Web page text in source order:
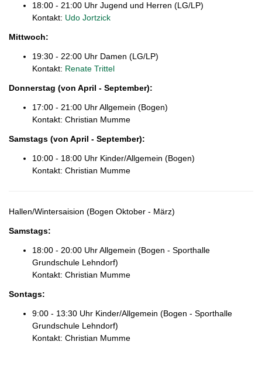
18:00 - 21:00 Uhr Jugend und Herren (LG/LP)
Kontakt: Udo Jortzick
Mittwoch:
19:30 - 22:00 Uhr Damen (LG/LP)
Kontakt: Renate Trittel
Donnerstag (von April - September):
17:00 - 21:00 Uhr Allgemein (Bogen)
Kontakt: Christian Mumme
Samstags (von April - September):
10:00 - 18:00 Uhr Kinder/Allgemein (Bogen)
Kontakt: Christian Mumme
Hallen/Wintersaision (Bogen Oktober - März)
Samstags:
18:00 - 20:00 Uhr Allgemein (Bogen - Sporthalle
Grundschule Lehndorf)
Kontakt: Christian Mumme
Sontags:
9:00 - 13:30 Uhr Kinder/Allgemein (Bogen - Sporthalle
Grundschule Lehndorf)
Kontakt: Christian Mumme